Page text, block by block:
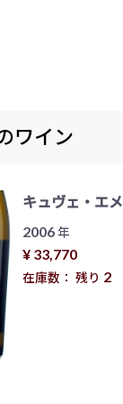
ワイン
キュヴェ・エ
2006年
¥ 33,770
在庫数： 残り 2